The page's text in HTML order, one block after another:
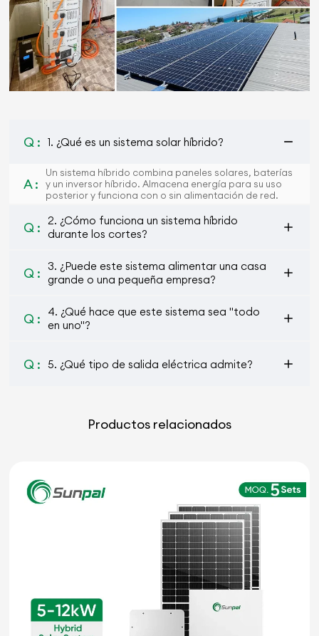
Q : 1. ¿Qué es un sistema solar híbrido?
A :
Un sistema híbrido combina paneles solares, baterías
y un inversor híbrido. Almacena energía para su uso
posterior y funciona con o sin alimentación de red.
Q :
2. ¿Cómo funciona un sistema híbrido
durante los cortes?
Q :
3. ¿Puede este sistema alimentar una casa
grande o una pequeña empresa?
Q :
4. ¿Qué hace que este sistema sea "todo
en uno"?
Q : 5. ¿Qué tipo de salida eléctrica admite?
Productos relacionados